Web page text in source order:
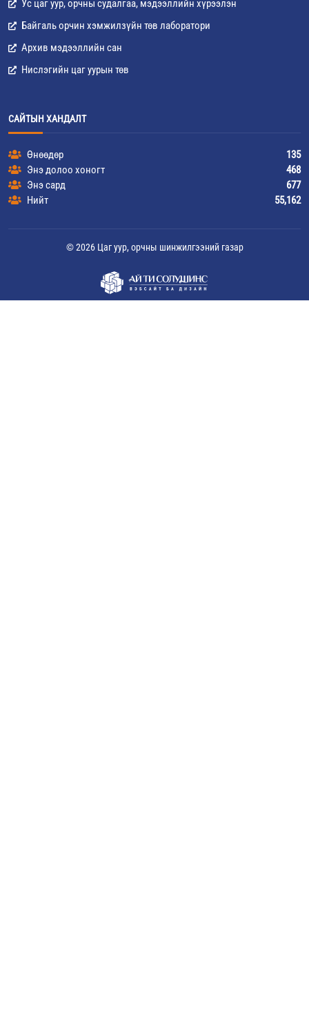
Ус цаг уур, орчны судалгаа, мэдээллийн хүрээлэн
Байгаль орчин хэмжилзүйн төв лаборатори
Архив мэдээллийн сан
Нислэгийн цаг уурын төв
САЙТЫН ХАНДАЛТ
Өнөөдөр
135
Энэ долоо хоногт
468
Энэ сард
677
Нийт
55,162
© 2026 Цаг уур, орчны шинжилгээний газар